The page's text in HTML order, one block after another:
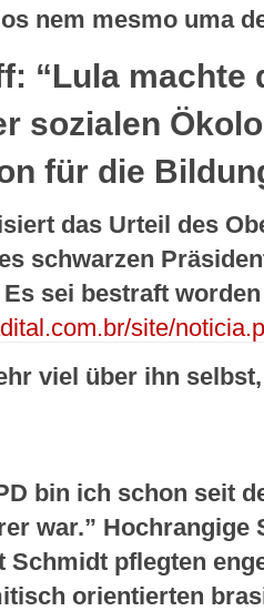
nem mesmo uma
“Lula machte
sozialen
für die
das Urteil des
schwarzen
sei bestraft
site/
viel über ihn
bin ich schon seit
war.” Hochrangige
Schmidt pflegten
orientierten